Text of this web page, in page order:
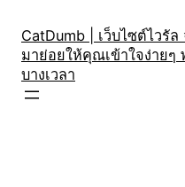
content
CatDumb | เว็บไซต์ไวรั
มาย่อยให้คุณเข้าใจง่ายๆ
บางเวลา